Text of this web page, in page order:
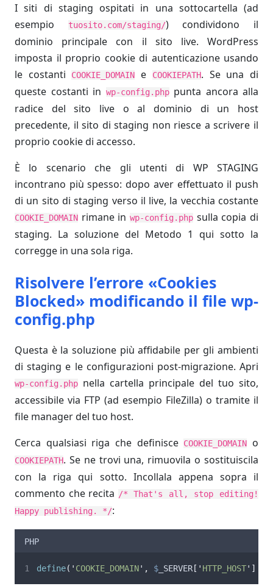
I siti di staging ospitati in una sottocartella (ad
esempio
tuosito.com/staging/) condividono il
dominio principale con il sito live. WordPress
imposta il proprio cookie di autenticazione usando
le costanti
COOKIE_DOMAIN e COOKIEPATH. Se una di
queste costanti in wp-config.phppunta ancora alla
radice del sito live o al dominio di un host
precedente, il sito di staging non riesce a scrivere il
proprio cookie di accesso.
È lo scenario che gli utenti di WP STAGING
incontrano più spesso: dopo aver effettuato il push
di un sito di staging verso il live, la vecchia costante
COOKIE_DOMAIN rimane in wp-config.php sulla copia di
staging. La soluzione del Metodo 1 qui sotto la
corregge in una sola riga.
Risolvere l’errore «Cookies
Blocked» modificando il file wp-
config.php
Questa è la soluzione più affidabile per gli ambienti
di staging e le configurazioni post-migrazione. Apri
wp-config.php nella cartella principale del tuo sito,
accessibile via FTP (ad esempio FileZilla) o tramite il
file manager del tuo host.
Cerca qualsiasi riga che definisce COOKIE_DOMAIN o
COOKIEPATH. Se ne trovi una, rimuovila o sostituiscila
con la riga qui sotto. Incollala appena sopra il
commento che recita /* That's all, stop editing!
Happy publishing. */:
PHP
define( ' COOKIE_DOMAIN' , $ _SERVER [ ' HTTP_HOST' ]